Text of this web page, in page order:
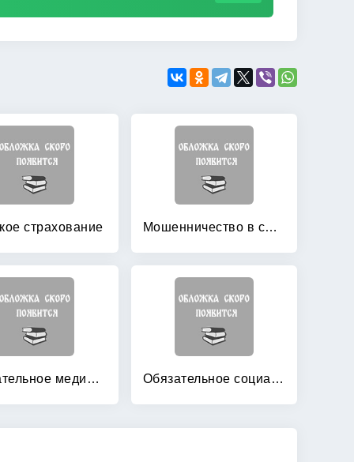
страхование Мошенничество в сфере страхования
Обязательное медицинское страхование: вопросы и ответы Обязательное социальное страхование от несчастных случаев на производстве: Применение законодательства